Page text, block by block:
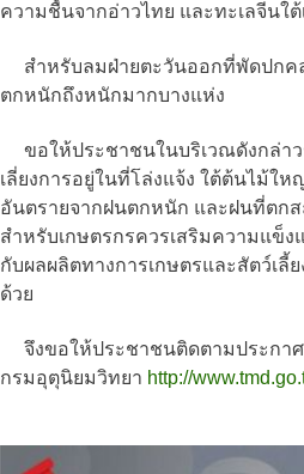
ความชื้นจากอ่าวไทย และทะเลจีนใ
สำหรับลมฝ่ายตะวันออกที่พัดปกค
ตกหนักถึงหนักมากบางแห่ง
ขอให้ประชาชนในบริเวณดังกล่าว
เลี่ยงการอยู่ในที่โล่งแจ้ง ใต้ต้นไม้ใ
อันตรายจากฝนตกหนัก และฝนที่ตก
สำหรับเกษตรกรควรเสริมความแข็ง
กับผลผลิตทางการเกษตรและสัตว์เ
ด้วย
จึงขอให้ประชาชนติดตามประกา
กรมอุตุนิยมวิทยา http://